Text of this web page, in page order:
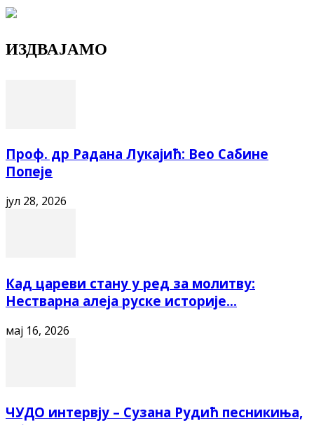
ИЗДВАЈАМО
Проф. др Радана Лукајић: Вео Сабине
Попеје
јул 28, 2026
Кад цареви стану у ред за молитву:
Нестварна алеја руске историје...
мај 16, 2026
ЧУДО интервју – Сузана Рудић песникиња,